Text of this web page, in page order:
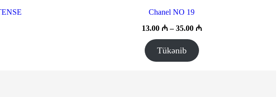
Chanel NO 19
13.00 ₼ –35.00 ₼Fiyat
Tükənib